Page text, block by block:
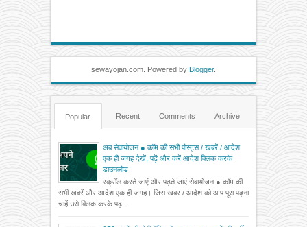
sewayojan.com. Powered by Blogger.
Popular Recent Comments Archive
अब सेवायोजन ● कॉम की सभी पोस्ट्स / खबरें / आदेश
एक ही जगह देखें, पढ़ें और करें आदेश क्लिक करके
डाउनलोड
स्क्रॉल करते जाएं और पढ़ते जाएं सेवायोजन ● कॉम की
सभी खबरें और आदेश एक ही जगह। जिस खबर / आदेश को आप पूरा पढ़ना
चाहें उसे क्लिक करके पढ़...